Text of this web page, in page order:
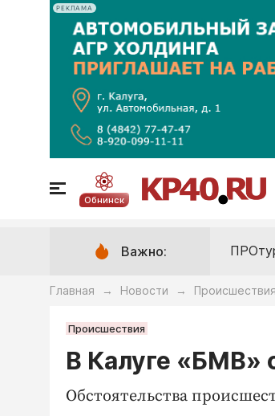
РЕКЛАМА
Обнинск
Важно:
Главная → Новости → Происшествия
Происшествия
В Калуге «БМВ»
Обстоятельства